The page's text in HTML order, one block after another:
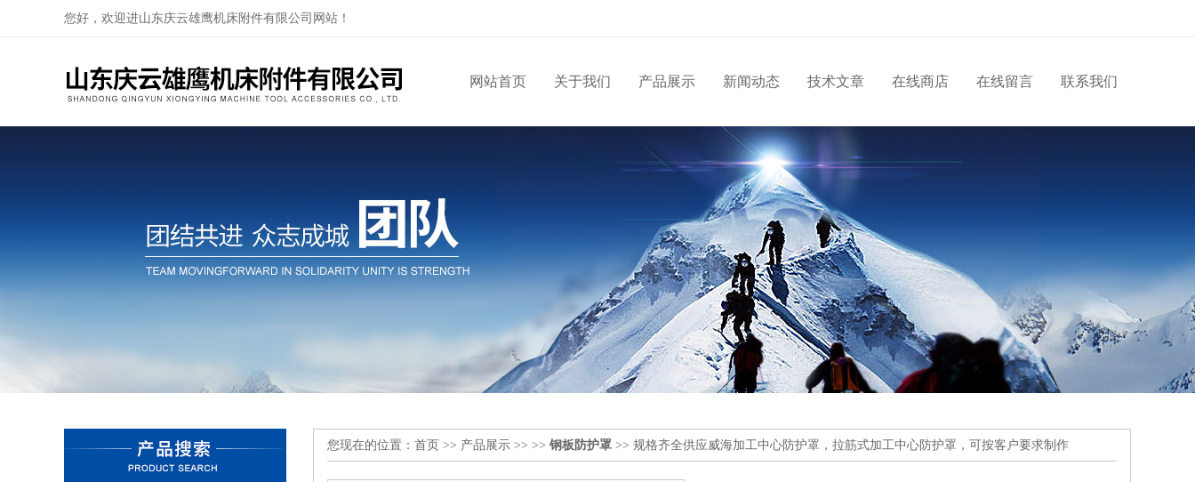
您好，欢迎进山东庆云雄鹰机床附件有限公司网站！
网站首页 关于我们 产品展示 新闻动态 技术文章 在线商店 在线留言 联系我们
您现在的位置： 首页 >> 产品展示 >> >> 钢板防护罩 >> 规格齐全供应威海加工中心防护罩，拉筋式加工中心防护罩，可按客户要求制作